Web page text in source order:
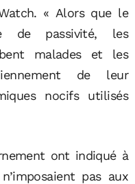
« Alors que le
de passivité, les
malades et les
de leur
nocifs utilisés
ont indiqué à
pas aux